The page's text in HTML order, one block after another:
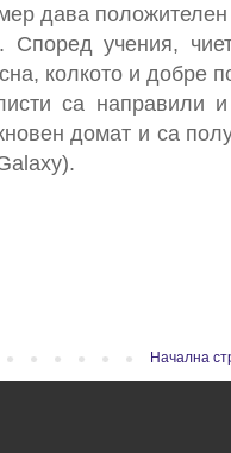
дава
учения,
колкото и добре
са направили
домат и са
Начална